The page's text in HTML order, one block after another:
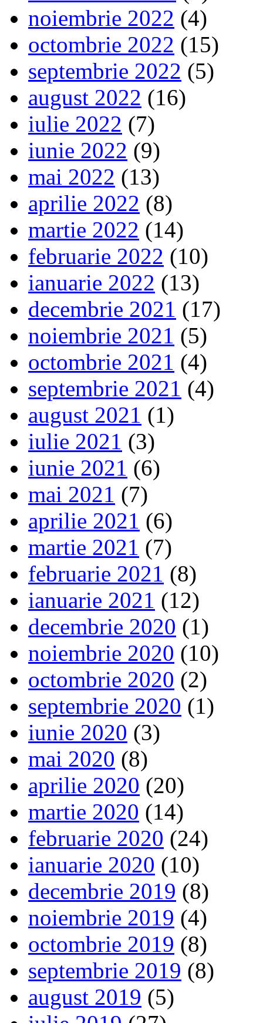
noiembrie 2022 (4)
octombrie 2022 (15)
septembrie 2022 (5)
august 2022 (16)
iulie 2022 (7)
iunie 2022 (9)
mai 2022 (13)
aprilie 2022 (8)
martie 2022 (14)
februarie 2022 (10)
ianuarie 2022 (13)
decembrie 2021 (17)
noiembrie 2021 (5)
octombrie 2021 (4)
septembrie 2021 (4)
august 2021 (1)
iulie 2021 (3)
iunie 2021 (6)
mai 2021 (7)
aprilie 2021 (6)
martie 2021 (7)
februarie 2021 (8)
ianuarie 2021 (12)
decembrie 2020 (1)
noiembrie 2020 (10)
octombrie 2020 (2)
septembrie 2020 (1)
iunie 2020 (3)
mai 2020 (8)
aprilie 2020 (20)
martie 2020 (14)
februarie 2020 (24)
ianuarie 2020 (10)
decembrie 2019 (8)
noiembrie 2019 (4)
octombrie 2019 (8)
septembrie 2019 (8)
august 2019 (5)